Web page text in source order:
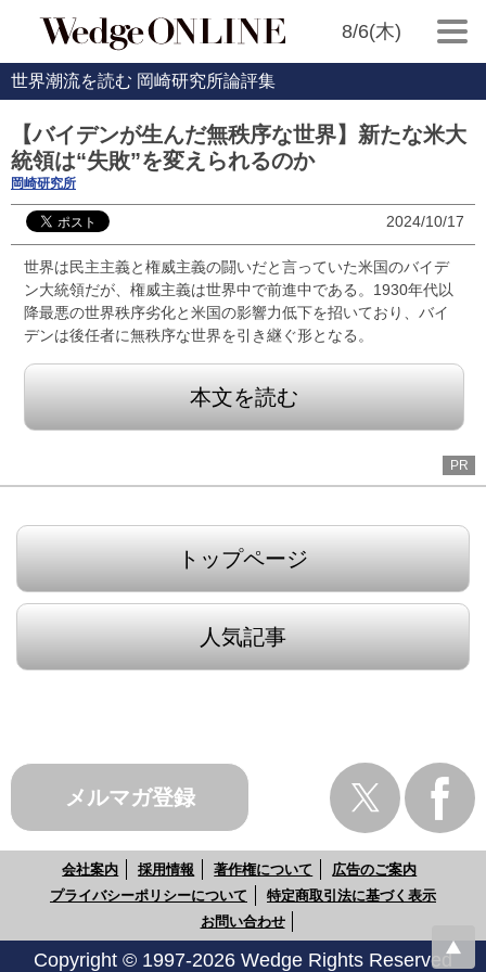
8/6(木)
世界潮流を読む 岡崎研究所論評集
【バイデンが生んだ無秩序な世界】新たな米大
統領は“失敗”を変えられるのか
岡崎研究所
2024/10/17
世界は民主主義と権威主義の闘いだと言っていた米国のバイデ
ン大統領だが、権威主義は世界中で前進中である。1930年代以
降最悪の世界秩序劣化と米国の影響力低下を招いており、バイ
デンは後任者に無秩序な世界を引き継ぐ形となる。
本文を読む
PR
トップページ
人気記事
メルマガ登録
会社案内 採用情報 著作権について
広告のご案内
プライバシーポリシーについて
特定商取引法に基づく表示
お問い合わせ
Copyright © 1997-2026 Wedge Rights Reserved